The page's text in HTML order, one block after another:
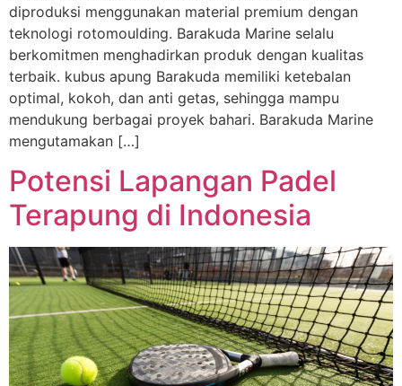
diproduksi menggunakan material premium dengan
teknologi rotomoulding. Barakuda Marine selalu
berkomitmen menghadirkan produk dengan kualitas
terbaik. kubus apung Barakuda memiliki ketebalan
optimal, kokoh, dan anti getas, sehingga mampu
mendukung berbagai proyek bahari. Barakuda Marine
mengutamakan […]
Potensi Lapangan Padel
Terapung di Indonesia